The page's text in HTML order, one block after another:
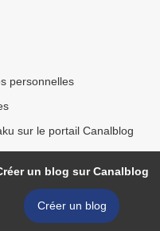
personnelles
sur le portail Canalblog
un blog sur Canalblog
Créer un blog